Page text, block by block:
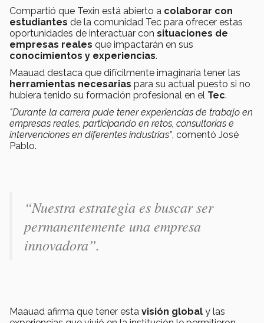
Compartió que Texin está abierto a colaborar con
estudiantes de la comunidad Tec para ofrecer estas
oportunidades de interactuar con situaciones de
empresas reales que impactarán en sus
conocimientos y experiencias.
Maauad destaca que difícilmente imaginaría tener las
herramientas necesarias para su actual puesto si no
hubiera tenido su formación profesional en el Tec.
"Durante la carrera pude tener experiencias de trabajo en
empresas reales, participando en retos, consultorías e
intervenciones en diferentes industrias" , comentó José
Pablo.
“Nuestra estrategia es buscar ser
permanentemente una empresa
innovadora”.
Maauad afirma que tener esta visión global y las